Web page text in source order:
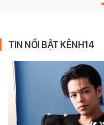
TIN NỔI BẬT KÊNH14